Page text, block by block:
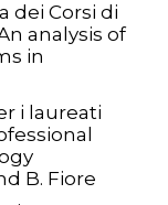
dei Corsi di
analysis of
in
i laureati
B. Fiore